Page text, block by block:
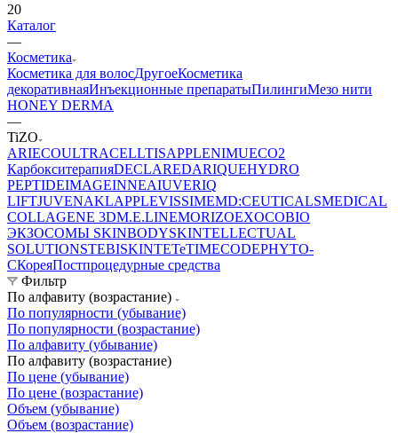
20
Каталог
—
Косметика
Косметика для волосДругоеКосметика
декоративнаяИнъекционные препаратыПилингиМезо нити
HONEY DERMA
—
TiZO
ARIECOULTRACELLTISAPPLENIMUECO2
КарбокситерапияDECLAREDARIQUEHYDRO
PEPTIDEIMAGEINNEAIUVERIQ
LIFTJUVENAKLAPPLEVISSIMEMD:CEUTICALSMEDICAL
COLLAGENE 3DM.E.LINEMORIZOEXOCOBIO
ЭКЗОСОМЫ SKINBODYSKINTELLECTUAL
SOLUTIONSTEBISKINTETeTIMECODEPHYTO-
CКореяПостпроцедурные средства
Фильтр
По алфавиту (возрастание)
По популярности (убывание)
По популярности (возрастание)
По алфавиту (убывание)
По алфавиту (возрастание)
По цене (убывание)
По цене (возрастание)
Объем (убывание)
Объем (возрастание)